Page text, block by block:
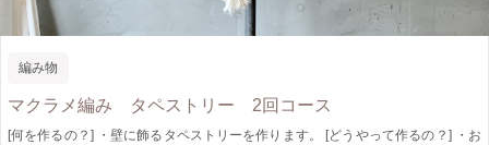
編み物
マクラメ編み タペストリー 2回コース
[何を作るの？] ・壁に飾るタペストリーを作ります。 [どうやって作るの？] ・お